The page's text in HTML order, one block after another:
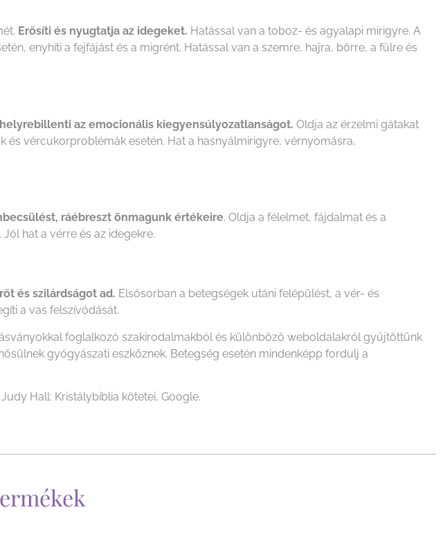
Erősíti és nyugtatja az idegeket. Hatással van a toboz- és agyalapi mirigyre. A
enyhíti a fejfájást és a migrént. Hatással van a szemre, hajra, bőrre, a fülre és
az emocionális kiegyensúlyozatlanságot. Oldja az érzelmi gátakat
vércukorproblémák esetén. Hat a hasnyálmirigyre, vérnyomásra,
ráébreszt önmagunk értékeire. Oldja a félelmet, fájdalmat és a
hat a vérre és az idegekre.
és szilárdságot ad. Elsősorban a betegségek utáni felépülést, a vér- és
a vas felszívódását.
foglalkozó szakirodalmakból és különböző weboldalakról gyűjtöttünk
gyógyászati eszköznek. Betegség esetén mindenképp fordulj a
Hall: Kristálybiblia kötetei, Google.